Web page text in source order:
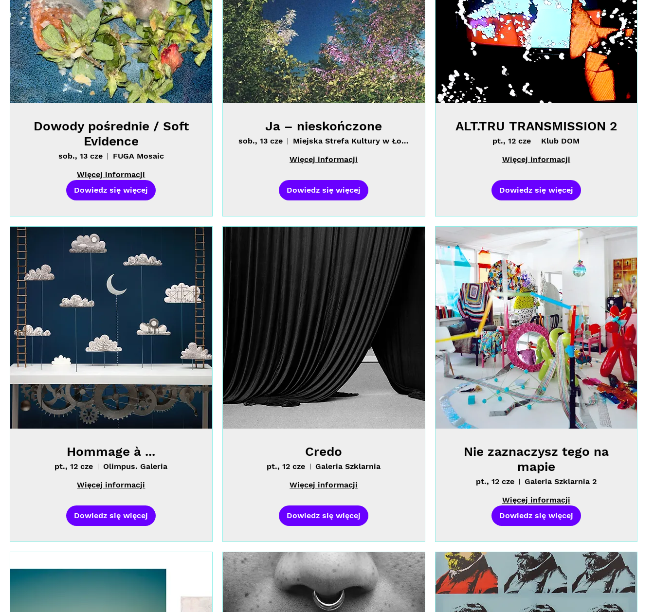
Dowody pośrednie / Soft
Evidence
sob., 13 cze
FUGA Mosaic
Więcej informacji
Dowiedz się więcej
Ja – nieskończone
sob., 13 cze
Miejska Strefa Kultury w Łodzi i filia M
Więcej informacji
Dowiedz się więcej
ALT.TRU TRANSMISSION 2
pt., 12 cze
Klub DOM
Więcej informacji
Dowiedz się więcej
Hommage à ...
pt., 12 cze
Olimpus. Galeria
Więcej informacji
Dowiedz się więcej
Credo
pt., 12 cze
Galeria Szklarnia
Więcej informacji
Dowiedz się więcej
Nie zaznaczysz tego na
mapie
pt., 12 cze
Galeria Szklarnia 2
Więcej informacji
Dowiedz się więcej